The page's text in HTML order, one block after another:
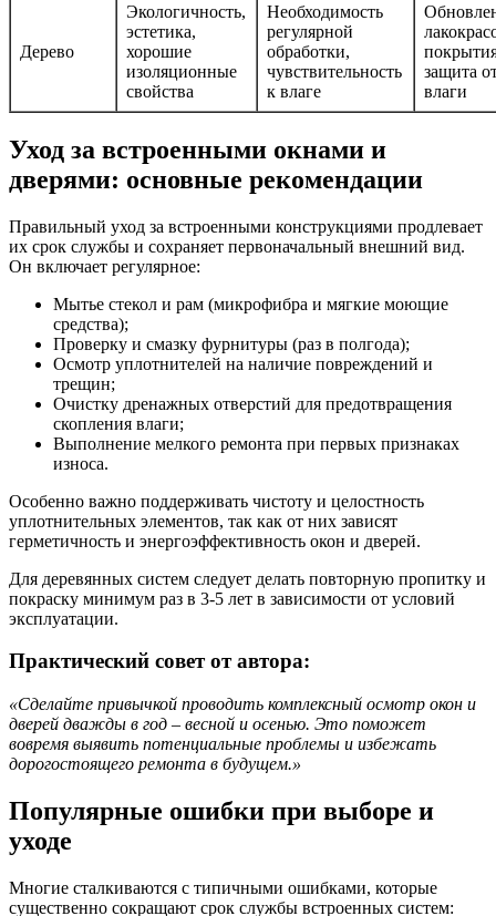
Дерево
Экологичность,
эстетика,
хорошие
изоляционные
свойства
Необходимость
регулярной
обработки,
чувствительность
к влаге
защита
влаги
Уход за встроенными окнами и
дверями: основные рекомендации
Правильный уход за встроенными конструкциями продлевает
их срок службы и сохраняет первоначальный внешний вид.
Он включает регулярное:
Мытье стекол и рам (микрофибра и мягкие моющие
средства);
Проверку и смазку фурнитуры (раз в полгода);
Осмотр уплотнителей на наличие повреждений и
трещин;
Очистку дренажных отверстий для предотвращения
скопления влаги;
Выполнение мелкого ремонта при первых признаках
износа.
Особенно важно поддерживать чистоту и целостность
уплотнительных элементов, так как от них зависят
герметичность и энергоэффективность окон и дверей.
Для деревянных систем следует делать повторную пропитку и
покраску минимум раз в 3-5 лет в зависимости от условий
эксплуатации.
Практический совет от автора:
«Сделайте привычкой проводить комплексный осмотр окон и
дверей дважды в год – весной и осенью. Это поможет
вовремя выявить потенциальные проблемы и избежать
дорогостоящего ремонта в будущем.»
Популярные ошибки при выборе и
уходе
Многие сталкиваются с типичными ошибками, которые
существенно сокращают срок службы встроенных систем: